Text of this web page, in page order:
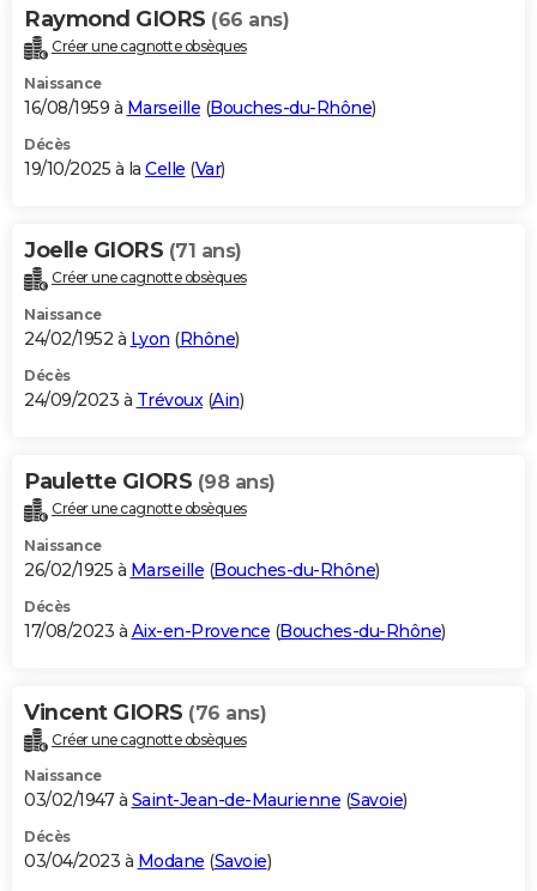
Carte de Noël
Carte Bonne année
Carte Saint-Valentin
Carte Pâques
Carte d'anniversaire
DICTIONNAIRE
Dictionnaire
Biographies
Citations
Expressions
Proverbes
PROGRAMME TV
S'inscrire
Se connecter
Lycées
Collèges
Primaires
Universités
Entreprises
Service militaire
Avis de recherche
AVIS DE DÉCÈS
Bricolage
Lifestyle
Culture
Sport
Auto
Television
Voyage
Cinema
Raymond GIORS (66 ans)
Créer une cagnotte obsèques
Naissance
16/08/1959 à Marseille (Bouches-du-Rhône)
Décès
19/10/2025 à la Celle (Var)
Joelle GIORS (71 ans)
Créer une cagnotte obsèques
Naissance
24/02/1952 à Lyon (Rhône)
Décès
24/09/2023 à Trévoux(Ain)
Paulette GIORS (98 ans)
Créer une cagnotte obsèques
Naissance
26/02/1925 à Marseille (Bouches-du-Rhône)
Décès
17/08/2023 à Aix-en-Provence (Bouches-du-Rhône)
Vincent GIORS (76 ans)
Créer une cagnotte obsèques
Naissance
03/02/1947 à Saint-Jean-de-Maurienne (Savoie)
Décès
03/04/2023 à Modane (Savoie)